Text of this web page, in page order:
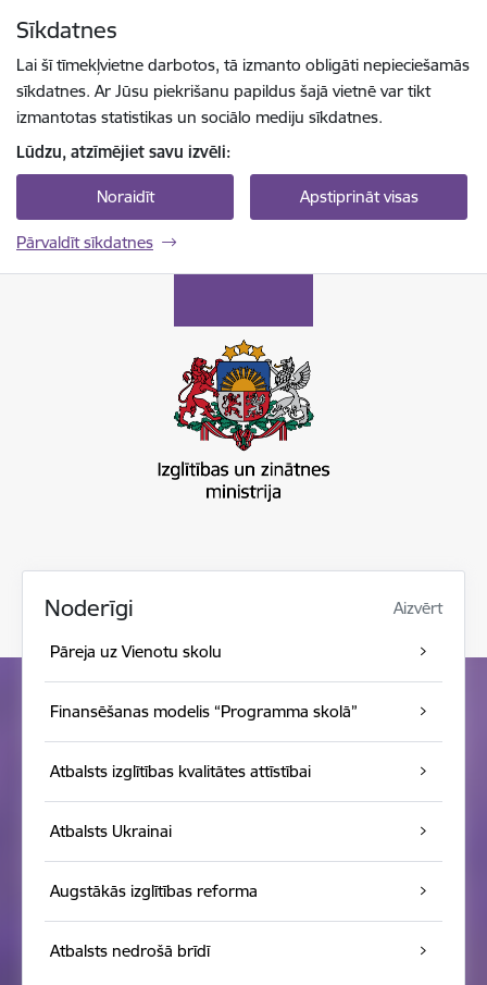
Sīkdatnes
Lai šī tīmekļvietne darbotos, tā izmanto obligāti nepieciešamās
sīkdatnes. Ar Jūsu piekrišanu papildus šajā vietnē var tikt
izmantotas statistikas un sociālo mediju sīkdatnes.
Lūdzu, atzīmējiet savu izvēli:
Noraidīt Apstiprināt visas
Pārvaldīt sīkdatnes
Noderīgi Aizvērt
Pāreja uz Vienotu skolu
Finansēšanas modelis “Programma skolā”
Atbalsts izglītības kvalitātes attīstībai
Atbalsts Ukrainai
Augstākās izglītības reforma
Atbalsts nedrošā brīdī